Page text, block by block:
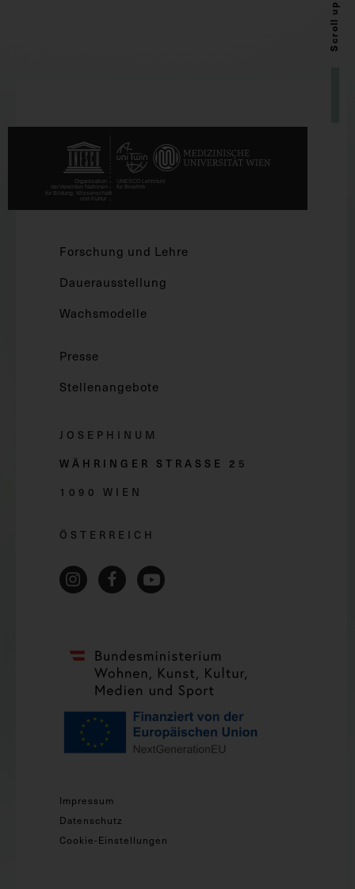
Scroll up
Forschung und Lehre
Dauerausstellung
Wachsmodelle
Presse
Stellenangebote
JOSEPHINUM
WÄHRINGER STRASSE 2 5
1090 WIEN
ÖSTERREICH
Impressum
Datenschutz
Cookie-Einstellungen